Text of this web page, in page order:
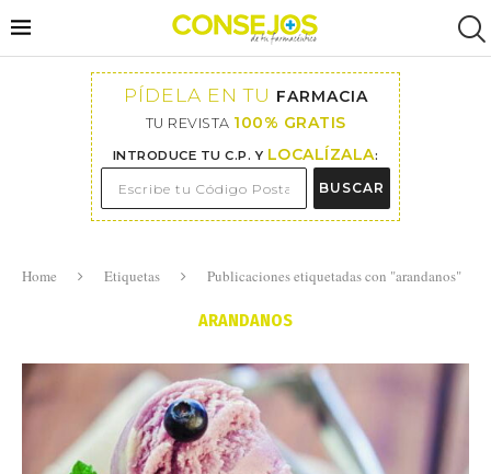
PÍDELA EN TU FARMACIA
TU REVISTA 100% GRATIS
INTRODUCE TU C.P. Y LOCALÍZALA:
BUSCAR
Home Etiquetas Publicaciones etiquetadas con "arandanos"
ARANDANOS